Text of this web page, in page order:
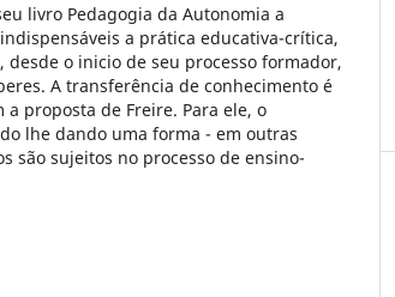
livro Pedagogia da Autonomia a
a prática educativa-crítica,
desde o inicio de seu processo formador,
A transferência de conhecimento é
proposta de Freire. Para ele, o
lhe dando uma forma - em outras
são sujeitos no processo de ensino-